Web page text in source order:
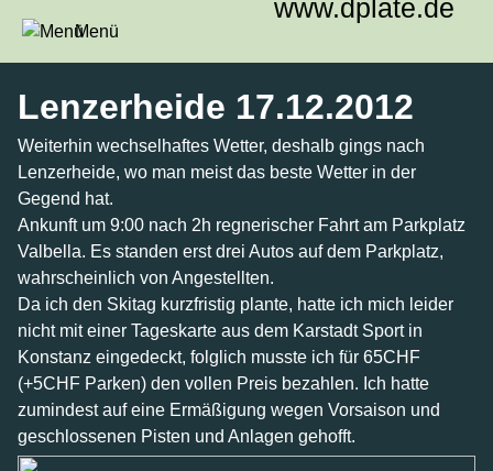
Lenzerheide 17.12.2012
Weiterhin wechselhaftes Wetter, deshalb gings nach
Lenzerheide, wo man meist das beste Wetter in der
Gegend hat.
Ankunft um 9:00 nach 2h regnerischer Fahrt am Parkplatz
Valbella. Es standen erst drei Autos auf dem Parkplatz,
wahrscheinlich von Angestellten.
Da ich den Skitag kurzfristig plante, hatte ich mich leider
nicht mit einer Tageskarte aus dem Karstadt Sport in
Konstanz eingedeckt, folglich musste ich für 65CHF
(+5CHF Parken) den vollen Preis bezahlen. Ich hatte
zumindest auf eine Ermäßigung wegen Vorsaison und
geschlossenen Pisten und Anlagen gehofft.
Menü
www.dplate.de